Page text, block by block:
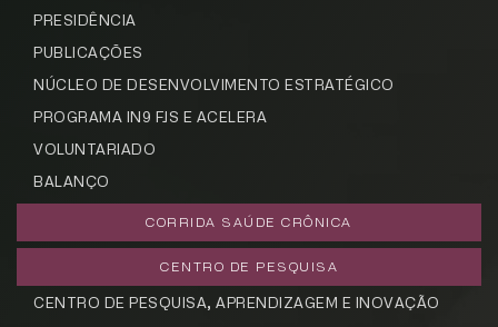
PRESIDÊNCIA
PUBLICAÇÕES
NÚCLEO DE DESENVOLVIMENTO ESTRATÉGICO
PROGRAMA IN9 FJS E ACELERA
VOLUNTARIADO
BALANÇO
CORRIDA SAÚDE CRÔNICA
CENTRO DE PESQUISA
CENTRO DE PESQUISA, APRENDIZAGEM E INOVAÇÃO